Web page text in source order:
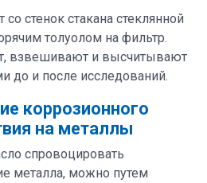
стенок стакана стеклянной
толуолом на фильтр.
взвешивают и высчитывают
до и после исследований.
коррозионного
на металлы
спровоцировать
металла, можно путем